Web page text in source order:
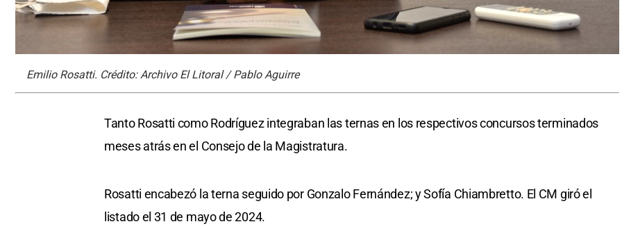
Emilio Rosatti. Crédito: Archivo El Litoral / Pablo Aguirre
Tanto Rosatti como Rodríguez integraban las ternas en los respectivos concursos terminados
meses atrás en el Consejo de la Magistratura.
Rosatti encabezó la terna seguido por Gonzalo Fernández; y Sofía Chiambretto. El CM giró el
listado el 31 de mayo de 2024.